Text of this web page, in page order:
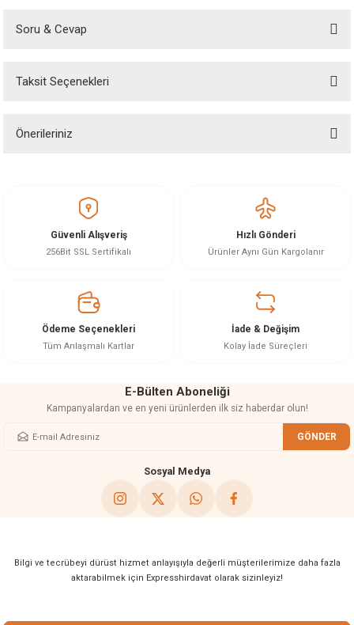
Soru & Cevap
Ürün hakkında henüz soru sorulmamış.
Taksit Seçenekleri
Önerileriniz
Görüş ve önerileriniz için teşekkür ederiz.
Ürün resmi kalitesiz, bozuk veya görüntülenemiyor.
Ürün bilgilerinde hatalar bulunuyor.
Bu ürüne benzer farklı alternatifler olmalı.
Güvenli Alışveriş
256Bit SSL Sertifikalı
Hızlı Gönderi
Ürünler Aynı Gün Kargolanır
Ödeme Seçenekleri
Tüm Anlaşmalı Kartlar
İade & Değişim
Kolay İade Süreçleri
E-Bülten Aboneliği
Kampanyalardan ve en yeni ürünlerden ilk siz haberdar olun!
GÖNDER
Sosyal Medya
Bilgi ve tecrübeyi dürüst hizmet anlayışıyla değerli müşterilerimize daha fazla
aktarabilmek için Expresshirdavat olarak sizinleyiz!